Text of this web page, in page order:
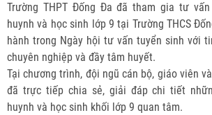
Trường THPT Đống Đa đã tham gia tư
huynh và học sinh lớp 9 tại Trường THCS
hành trong Ngày hội tư vấn tuyển sinh với
chuyên nghiệp và đầy tâm huyết.
Tại chương trình, đội ngũ cán bộ, giáo viên
đã trực tiếp chia sẻ, giải đáp chi tiết
huynh và học sinh khối lớp 9 quan tâm.